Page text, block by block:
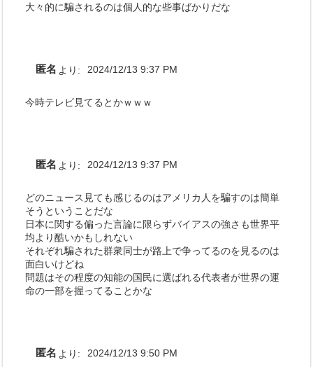
大々的に騙されるのは個人的な些事ばかりだな
匿名 より: 2024/12/13 9:37 PM
今時テレビ見てるとかｗｗｗ
匿名 より: 2024/12/13 9:37 PM
どのニュース見ても感じるのはアメリカ人を騙すのは簡単
そうということだな
日本に関する偏った言論に限らずバイアスの強さも世界平
均より酷いかもしれない
それぞれ騙された群衆同士が路上で争ってるのを見るのは
面白いけどね
問題はその程度の知能の国民に選ばれる代表者が世界の運
命の一部を握ってることかな
匿名 より: 2024/12/13 9:50 PM